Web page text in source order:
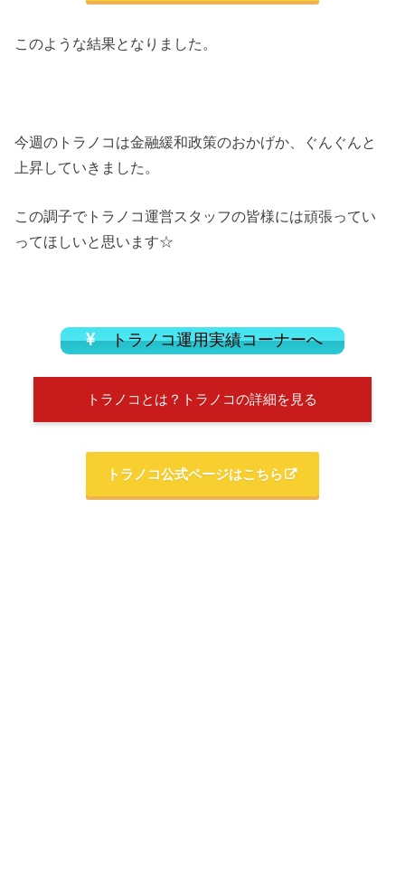
このような結果となりました。
今週のトラノコは金融緩和政策のおかげか、ぐんぐんと
上昇していきました。
この調子でトラノコ運営スタッフの皆様には頑張ってい
ってほしいと思います☆
トラノコ運用実績コーナーへ
トラノコとは？トラノコの詳細を見る
トラノコ公式ページはこちら